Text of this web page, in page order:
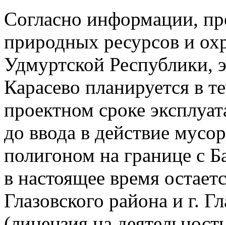
Согласно информации,
природных ресурсов и
Удмуртской Республики,
Карасево планируется в
проектном сроке
до ввода в действие
полигоном на границе с
в настоящее время
Глазовского района и г.